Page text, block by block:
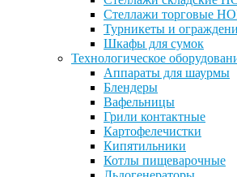
Стеллажи торговые
Турникеты и
Шкафы для сумок
Технологическое
Аппараты для шаурмы
Блендеры
Вафельницы
Грили контактные
Картофелечистки
Кипятильники
Котлы пищеварочные